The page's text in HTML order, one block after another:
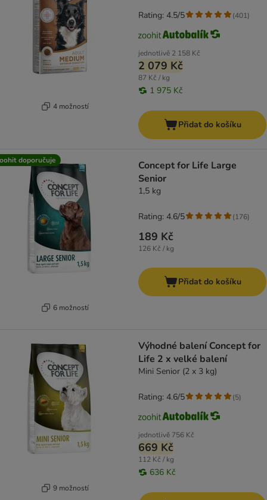
4 možností
jednotlivě 2 158 Kč
2 079 Kč
87 Kč / kg
1 975 Kč
Rating: 4.5/5 (401)
Přidat do košíku
doporučuje
6 možností
Concept for Life Large
Senior
1,5 kg
189 Kč
126 Kč / kg
Rating: 4.6/5 (176)
Přidat do košíku
9 možností
Výhodné balení Concept for
Life 2 x velké balení
Mini Senior (2 x 3 kg)
jednotlivě 756 Kč
669 Kč
112 Kč / kg
636 Kč
Rating: 4.6/5 (5)